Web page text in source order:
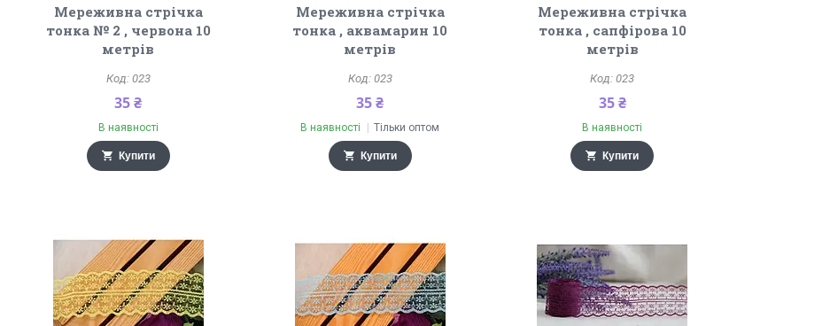
Мереживна стрічка
тонка № 2 , червона 10
метрів
023
35 ₴
В наявності
Купити
Мереживна стрічка
тонка , аквамарин 10
метрів
023
35 ₴
В наявності Тільки оптом
Купити
Мереживна стрічка
тонка , сапфірова 10
метрів
023
35 ₴
В наявності
Купити